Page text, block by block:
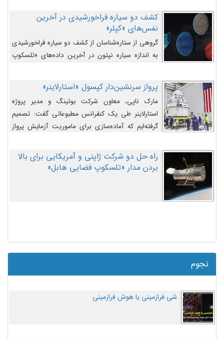
کشف دو سیاره فراخورشیدی در آخرین
نفس‌های «کپلر»
گروهی از ستاره‌شناسان از کشف دو سیاره فراخورشیدی
به اندازه سیاره نپتون در آخرین داده‌های «تلسکوپ
پرواز سرنشین‌دار کپسول «استارلاینر»
مارک ناپی، معاون شرکت بوئینگ و مدیر پروژه
استارلاینر طی یک کنفرانس مطبوعاتی گفت: تصمیم
گرفته‌ایم که آماده‌سازی برای ماموریت آزمایش پرواز
اصلاح کنیم.
راه حل دو شرکت ژاپنی و آمریکایی برای بالا
بردن مدار «تلسکوپ فضایی هابل»
نجوم
شی فرازمینی یا هوش فرازمینی